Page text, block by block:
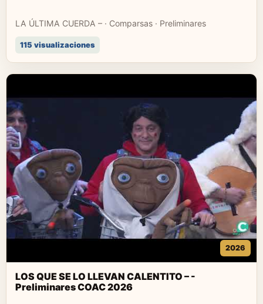
LA ÚLTIMA CUERDA – · Comparsas · Preliminares
115 visualizaciones
2026
LOS QUE SE LO LLEVAN CALENTITO – -
Preliminares COAC 2026